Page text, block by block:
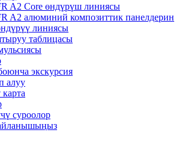
A2 Core өндүрүш линиясы
A2 алюминий композиттик панелдерин
линиясы
таблицасы
экскурсия
алуу
суроолор